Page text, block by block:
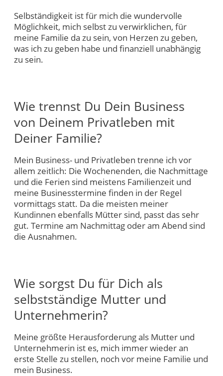
Selbständigkeit ist für mich die wundervolle
Möglichkeit, mich selbst zu verwirklichen, für
meine Familie da zu sein, von Herzen zu geben,
was ich zu geben habe und finanziell unabhängig
zu sein.
Wie trennst Du Dein Business
von Deinem Privatleben mit
Deiner Familie?
Mein Business- und Privatleben trenne ich vor
allem zeitlich: Die Wochenenden, die Nachmittage
und die Ferien sind meistens Familienzeit und
meine Businesstermine finden in der Regel
vormittags statt. Da die meisten meiner
Kundinnen ebenfalls Mütter sind, passt das sehr
gut. Termine am Nachmittag oder am Abend sind
die Ausnahmen.
Wie sorgst Du für Dich als
selbstständige Mutter und
Unternehmerin?
Meine größte Herausforderung als Mutter und
Unternehmerin ist es, mich immer wieder an
erste Stelle zu stellen, noch vor meine Familie und
mein Business.